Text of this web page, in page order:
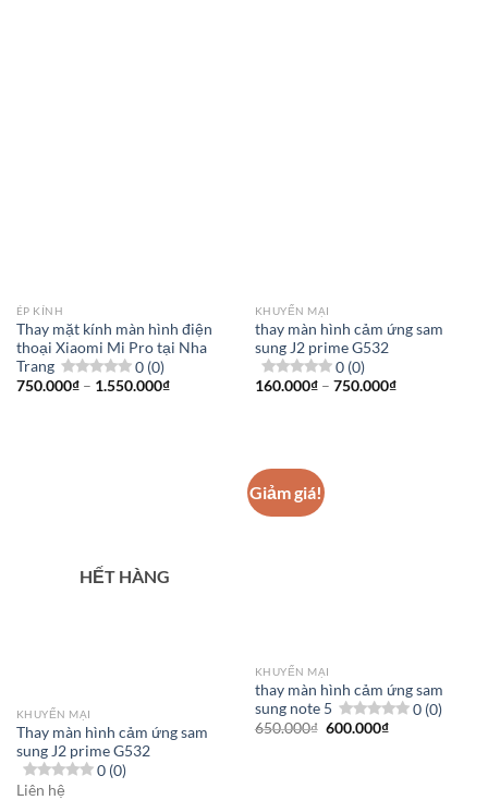
ÉP KÍNH
Thay mặt kính màn hình điện
thoại Xiaomi Mi Pro tại Nha
Trang
0 (0)
750.000₫ – 1.550.000₫Khoảng
KHUYẾN MẠI
thay màn hình cảm ứng sam
sung J2 prime G532
0 (0)
160.000₫ – 750.000₫Khoảng
HẾT HÀNG
KHUYẾN MẠI
Thay màn hình cảm ứng sam
sung J2 prime G532
0 (0)
Liên hệ
Giảm giá!
KHUYẾN MẠI
thay màn hình cảm ứng sam
sung note 5
0 (0)
650.000₫ Giá
600.000₫Giá